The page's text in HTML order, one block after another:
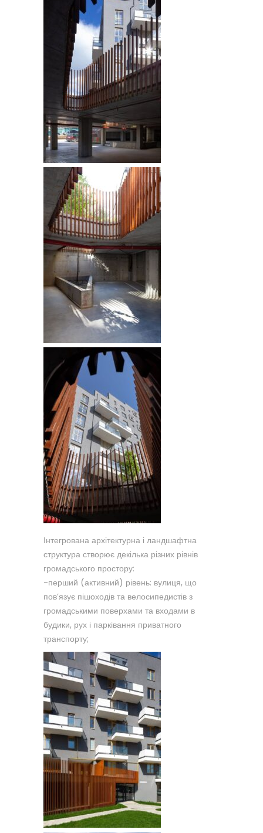
Інтегрована архітектурна і ландшафтна
структура створює декілька різних рівнів
громадського простору:
-перший (активний) рівень: вулиця, що
пов’язує пішоходів та велосипедистів з
громадськими поверхами та входами в
будики, рух і парківання приватного
транспорту;